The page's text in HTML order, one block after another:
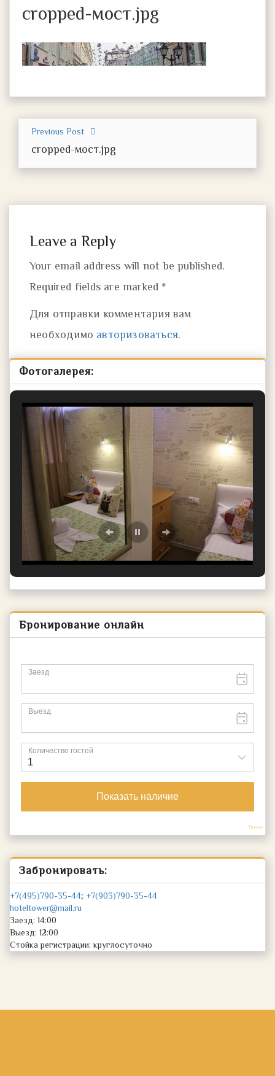
cropped-мост.jpg
Previous Post
cropped-мост.jpg
Leave a Reply
Your email address will not be published.
Required fields are marked *
Для отправки комментария вам
необходимо авторизоваться.
Фотогалерея:
Бронирование онлайн
Bnovo
Забронировать:
+7(495)790-35-44; +7(903)790-35-44
hoteltower@mail.ru
Заезд: 14:00
Выезд: 12:00
Стойка регистрации: круглосуточно